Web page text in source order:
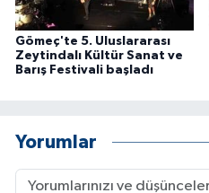
Gömeç'te 5. Uluslararası
Zeytindalı Kültür Sanat ve
Barış Festivali başladı
Yorumlar